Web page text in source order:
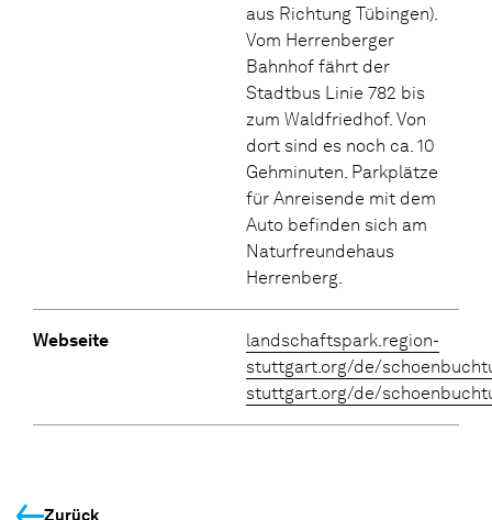
aus Richtung Tübingen).
Vom Herrenberger
Bahnhof fährt der
Stadtbus Linie 782 bis
zum Waldfriedhof. Von
dort sind es noch ca. 10
Gehminuten. Parkplätze
für Anreisende mit dem
Auto befinden sich am
Naturfreundehaus
Herrenberg.
Webseite
landschaftspark.region-
stuttgart.org/de/
stuttgart.org/de/
Zurück